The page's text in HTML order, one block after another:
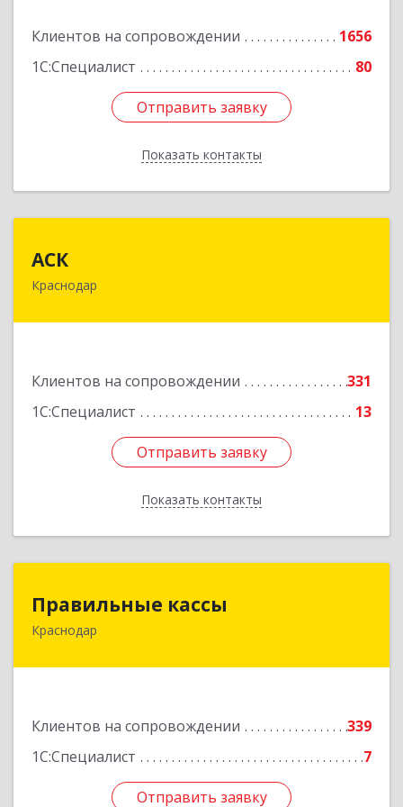
Клиентов на сопровождении
1656
1С:Специалист
80
Отправить заявку
Показать контакты
Отправить заявку
Назад
АСК
Краснодар
Клиентов на сопровождении
331
1С:Специалист
13
Отправить заявку
Показать контакты
350900, Краснодарский край, Краснодар г,
Отправить заявку
Назад
Правильные кассы
Краснодар
Клиентов на сопровождении
339
1С:Специалист
7
Отправить заявку
350075, Краснодарский край, Краснодар г, им
Отправить заявку